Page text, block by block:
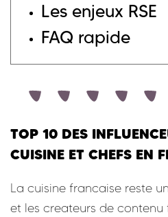
Les enjeux RSE
FAQ rapide
TOP 10 DES
CUISINE ET CHEFS EN
La cuisine francaise reste
et les createurs de